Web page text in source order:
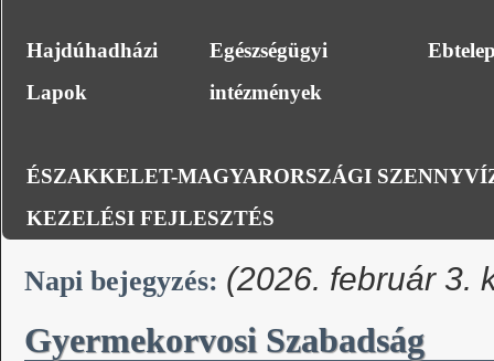
Hajdúhadházi
Lapok
Egészségügyi
intézmények
ÉSZAKKELET-MAGYARORSZÁGI
KEZELÉSI FEJLESZTÉS
Napi bejegyzés: (2026. február 3.
Gyermekorvosi Szabadság